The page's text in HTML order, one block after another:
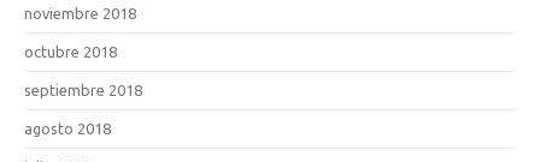
noviembre 2018
octubre 2018
septiembre 2018
agosto 2018